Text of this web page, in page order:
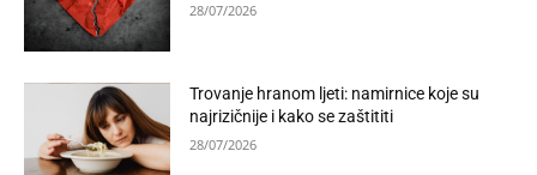
28/07/2026
Trovanje hranom ljeti: namirnice koje su
najrizičnije i kako se zaštititi
28/07/2026